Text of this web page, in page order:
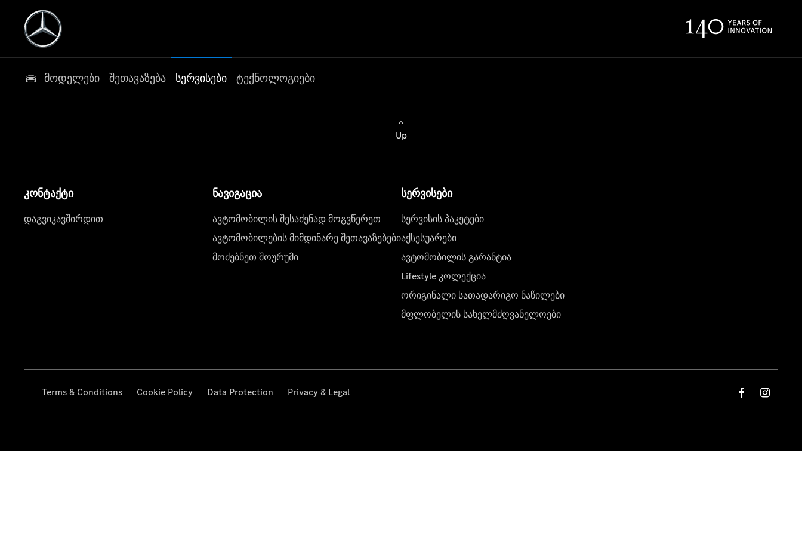
მოდელები შეთავაზება სერვისები ტექნოლოგიები
Up
კონტაქტი
დაგვიკავშირდით
ნავიგაცია
ავტომობილის შესაძენად მოგვწერეთ
ავტომობილების მიმდინარე შეთავაზებები
მოძებნეთ შოურუმი
სერვისები
სერვისის პაკეტები
აქსესუარები
ავტომობილის გარანტია
Lifestyle კოლექცია
ორიგინალი სათადარიგო ნაწილები
მფლობელის სახელმძღვანელოები
Terms & Conditions Cookie Policy Data Protection Privacy & Legal